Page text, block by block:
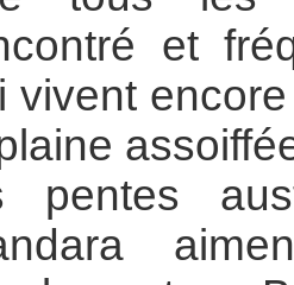
et
vivent
pentes